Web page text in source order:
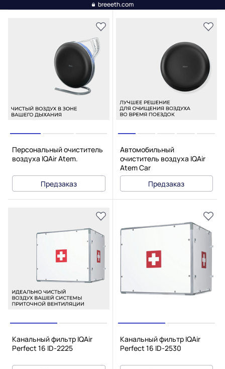
breeeth.com
Персональный очиститель
воздуха IQAir Atem.
Предзаказ
Автомобильный
очиститель воздуха IQAir
Atem Car
Предзаказ
Канальный фильтр IQAir
Perfect 16 ID-2225
Канальный фильтр IQAir
Perfect 16 ID-2530